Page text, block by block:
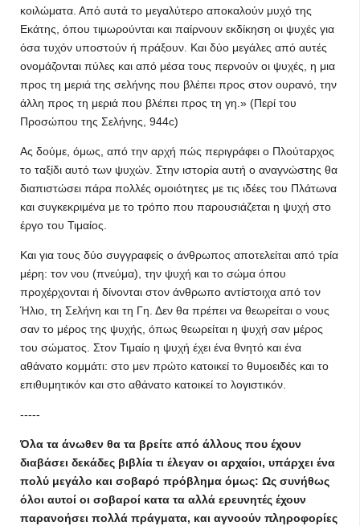
κοιλώματα. Από αυτά το μεγαλύτερο αποκαλούν μυχό της
Εκάτης, όπου τιμωρούνται και παίρνουν εκδίκηση οι ψυχές για
όσα τυχόν υποστούν ή πράξουν. Και δύο μεγάλες από αυτές
ονομάζονται πύλες και από μέσα τους περνούν οι ψυχές, η μια
προς τη μεριά της σελήνης που βλέπει προς στον ουρανό, την
άλλη προς τη μεριά που βλέπει προς τη γη.» (Περί του
Προσώπου της Σελήνης, 944c)
Ας δούμε, όμως, από την αρχή πώς περιγράφει ο Πλούταρχος
το ταξίδι αυτό των ψυχών. Στην ιστορία αυτή ο αναγνώστης θα
διαπιστώσει πάρα πολλές ομοιότητες με τις ιδέες του Πλάτωνα
και συγκεκριμένα με το τρόπο που παρουσιάζεται η ψυχή στο
έργο του Τιμαίος.
Και για τους δύο συγγραφείς ο άνθρωπος αποτελείται από τρία
μέρη: τον νου (πνεύμα), την ψυχή και το σώμα όπου
προχέρχονται ή δίνονται στον άνθρωπο αντίστοιχα από τον
Ήλιο, τη Σελήνη και τη Γη. Δεν θα πρέπει να θεωρείται ο νους
σαν το μέρος της ψυχής, όπως θεωρείται η ψυχή σαν μέρος
του σώματος. Στον Τιμαίο η ψυχή έχει ένα θνητό και ένα
αθάνατο κομμάτι: στο μεν πρώτο κατοικεί το θυμοειδές και το
επιθυμητικόν και στο αθάνατο κατοικεί το λογιστικόν.
-----
Όλα τα άνωθεν θα τα βρείτε από άλλους που έχουν
διαβάσει δεκάδες βιβλία τι έλεγαν οι αρχαίοι, υπάρχει ένα
πολύ μεγάλο και σοβαρό πρόβλημα όμως: Ως συνήθως
όλοι αυτοί οι σοβαροί κατα τα αλλά ερευνητές έχουν
παρανοήσει πολλά πράγματα, και αγνοούν πληροφορίες